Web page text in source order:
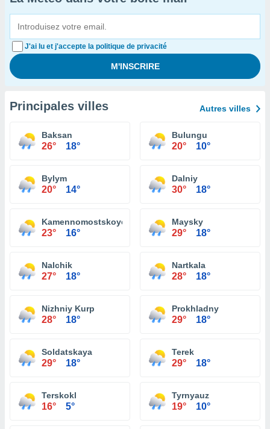
J'ai lu et j'accepte la politique de privacité
Principales villes Autres villes
Baksan
26° 18°
Bulungu
20° 10°
Bylym
20° 14°
Dalniy
30° 18°
Kamennomostskoye
23° 16°
Maysky
29° 18°
Nalchik
27° 18°
Nartkala
28° 18°
Nizhniy Kurp
28° 18°
Prokhladny
29° 18°
Soldatskaya
29° 18°
Terek
29° 18°
Terskokl
16° 5°
Tyrnyauz
19° 10°